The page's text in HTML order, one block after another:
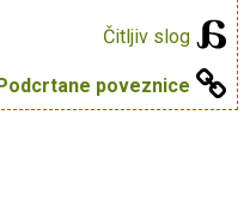
Čitljiv slog
poveznice